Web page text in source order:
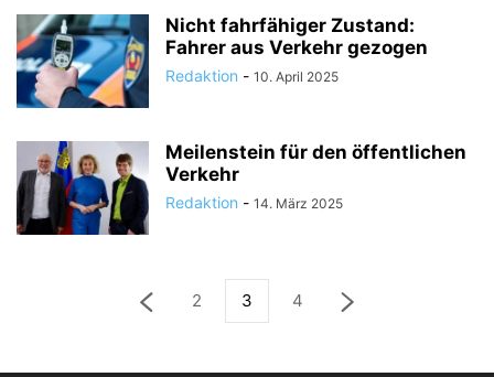
Nicht fahrfähiger Zustand:
Fahrer aus Verkehr gezogen
Redaktion - 10. April 2025
Meilenstein für den öffentlichen
Verkehr
Redaktion - 14. März 2025
2 3 4